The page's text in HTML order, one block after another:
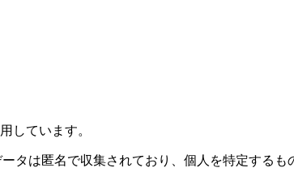
しています。
タは匿名で収集されており、個人を特定するも